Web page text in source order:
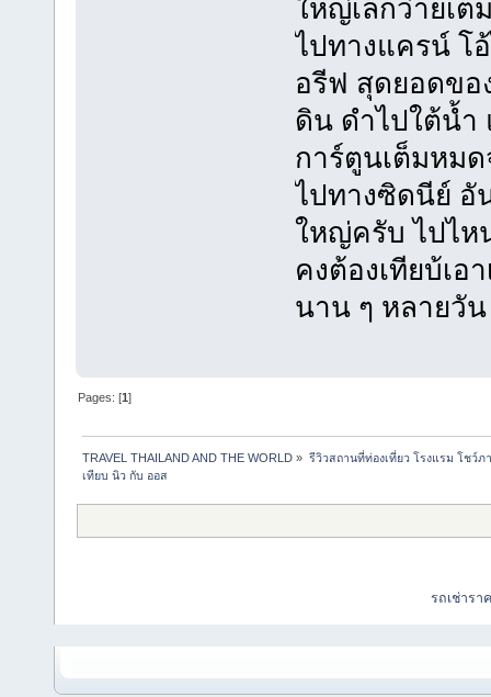
ใหญ่เล็กว่ายเ
ไปทางแครน์ โ
อรีฟ สุดยอดขอ
ดิน ดำไปใต้น้ำ
การ์ตูนเต็มหม
ไปทางซิดนีย์ อั
ใหญ่ครับ ไปไ
คงต้องเทียบ้เอ
นาน ๆ หลายวั
Pages: [1]
TRAVEL THAILAND AND THE WORLD » รีวิวสถานที่ท่องเที่ยว โรงแรม โชว์ภ
เทียบ นิว กับ ออส
รถเช่าร